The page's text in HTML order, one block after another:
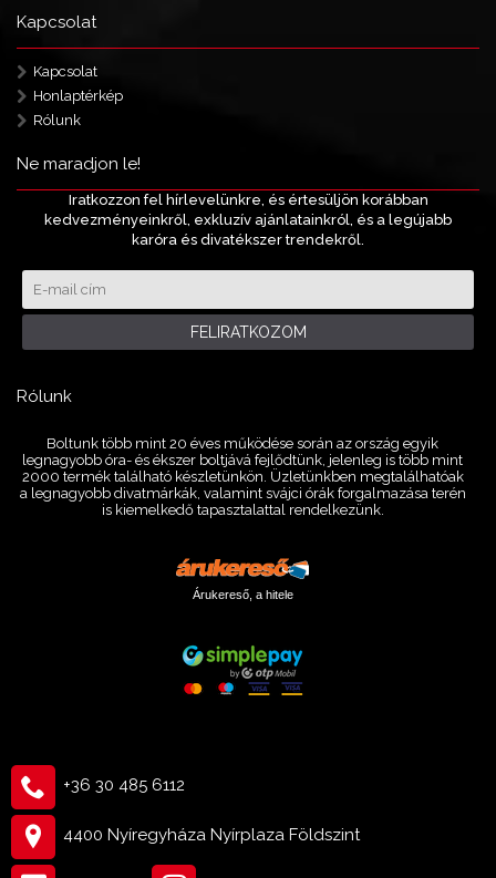
Kapcsolat
Kapcsolat
Honlaptérkép
Rólunk
Ne maradjon le!
Iratkozzon fel hírlevelünkre, és értesüljön korábban
kedvezményeinkről, exkluzív ajánlatainkról, és a legújabb
karóra és divatékszer trendekről.
FELIRATKOZOM
Rólunk
Boltunk több mint 20 éves működése során az ország egyik
legnagyobb óra- és ékszer boltjává fejlődtünk, jelenleg is több mint
2000 termék található készletünkön. Üzletünkben megtalálhatóak
a legnagyobb divatmárkák, valamint svájci órák forgalmazása terén
is kiemelkedő tapasztalattal rendelkezünk.
Árukereső, a hitele
+36 30 485 6112
4400 Nyíregyháza Nyírplaza Földszint